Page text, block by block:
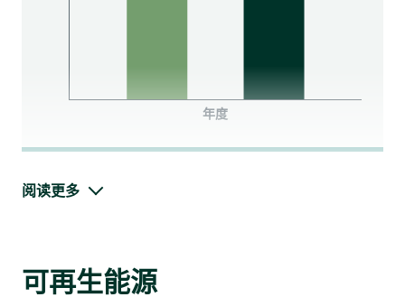
(*基于位置的方法)
源强度于2024╱25财年略有上升。
阅读更多
可再生能源